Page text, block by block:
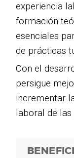
experiencia
formación
esenciales
de prácticas
Con el
persigue
incrementar
laboral de las